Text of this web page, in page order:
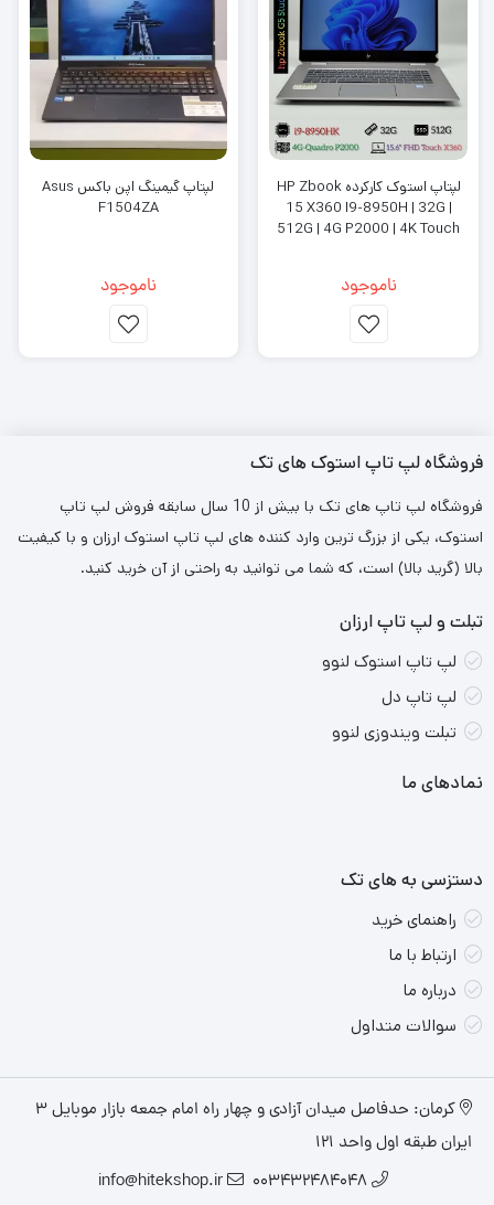
حافظه داخلی: 512 گیگابایت SSD.
کارت گرافیک: NVIDIA GeForce RTX 2050.
صفحه نمایش: 15.6 اینچ، Full HD، 144 هرتز (نرخ بروزرسانی).
سایر ویژگی‌ها: کیبورد با نور پس‌زمینه، وبکم، صفحه نمایش
مات.
عملکرد:
این لپ‌تاپ قادر به اجرای بازی‌های مدرن با تنظیمات متوسط تا بالا
عملکرد خوبی دارد.
لنوو LOQ 15 دارای بدنه پلاستیکی و فلزی است و وزن آن کمی زیاد
است (بیش از 2.5 کیلوگرم با شارژر).
لپتاپ استوک کارکرده HP Zbook
15 X360 I9-8950H | 32G |
512G | 4G P2000 | 4K Touch
ناموجود
لپتاپ گیمینگ اپن باکس Asus
F1504ZA
ناموجود
فروشگاه لپ تاپ استوک های تک
فروشگاه لپ تاپ های تک با بیش از 10 سال سابقه فروش لپ تاپ
استوک، یکی از بزرگ ترین وارد کننده های لپ تاپ استوک ارزان و با کیفیت
بالا (گرید بالا) است، که شما می توانید به راحتی از آن خرید کنید.
تبلت و لپ تاپ ارزان
لپ تاپ استوک لنوو
لپ تاپ دل
تبلت ویندوزی لنوو
نمادهای ما
دستزسی به های تک
راهنمای خرید
ارتباط با ما
درباره ما
سوالات متداول
کرمان: حدفاصل میدان آزادی و چهار راه امام جمعه بازار موبایل ۳
ایران طبقه اول واحد ۱۲۱
003432484048
info@hitekshop.ir